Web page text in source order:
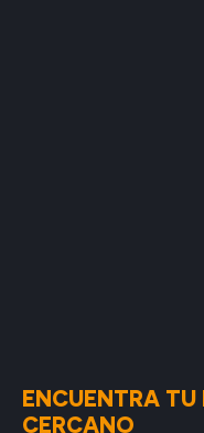
ENCUENTRA
CERCANO